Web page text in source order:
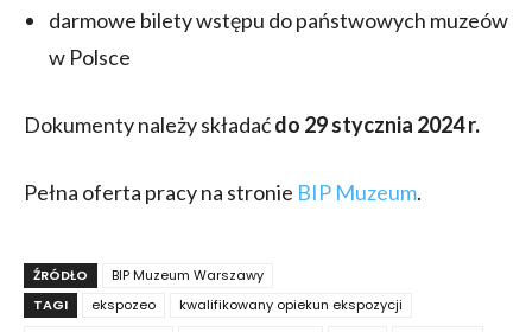
darmowe bilety wstępu do państwowych muzeów
w Polsce
Dokumenty należy składaćdo 29 stycznia 2024 r.
Pełna oferta pracy na stronie BIP Muzeum.
ŹRÓDŁO
BIP Muzeum Warszawy
TAGI
ekspozeo
kwalifikowany opiekun ekspozycji